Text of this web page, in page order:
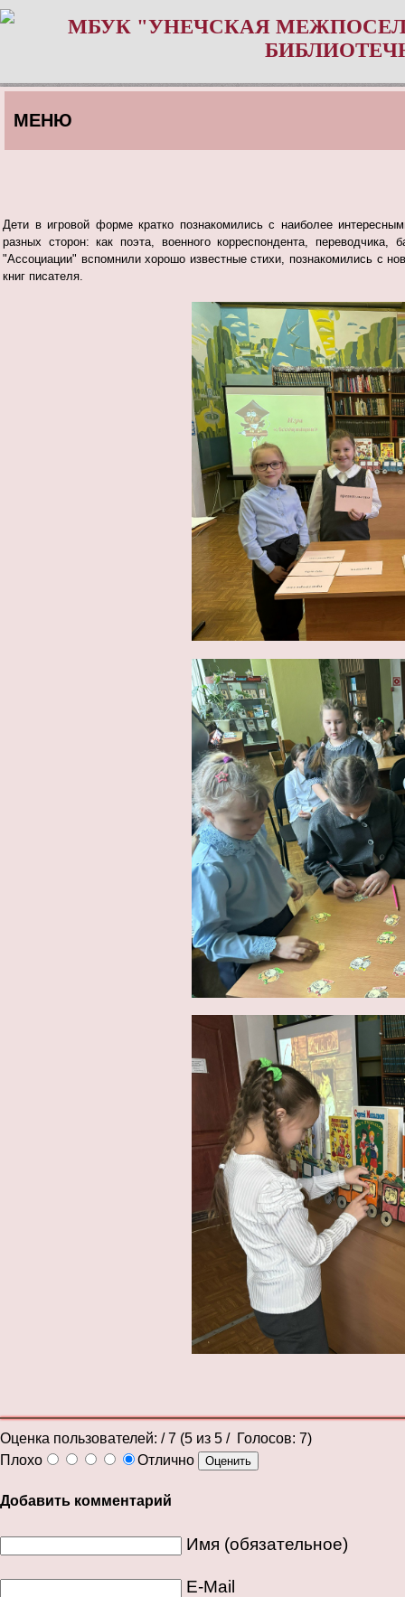
МБУК "УНЕЧСКАЯ
МЕНЮ
Дети в игровой форме кратко познакомились с наиболее
разных сторон: как поэта, военного корреспондента,
"Ассоциации" вспомнили хорошо известные стихи, познакомились с
книг писателя.
Оценка пользователей: / 7 (5 из 5 / Голосов: 7)
Плохо
Отлично
Добавить комментарий
Имя (обязательное)
E-Mail